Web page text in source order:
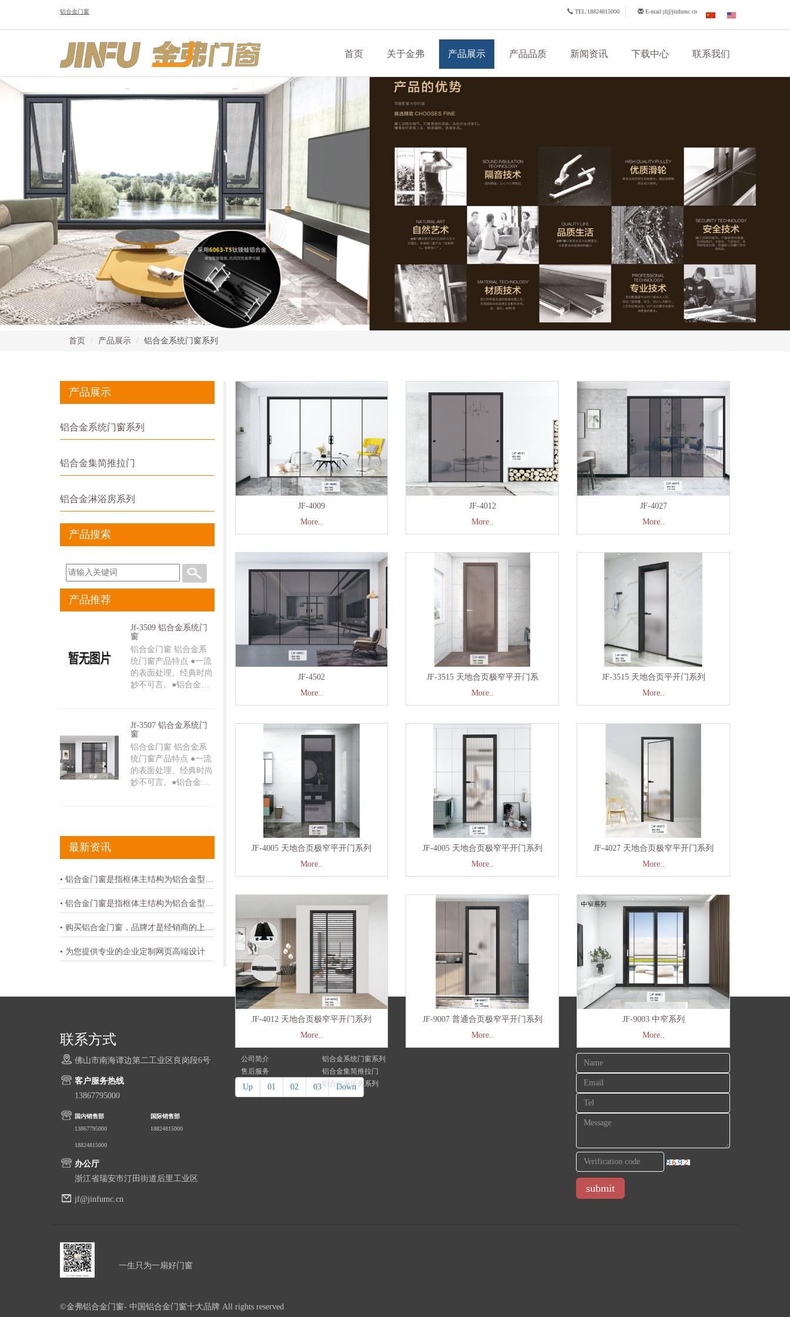
铝合金门窗 TEL:18824815000 E-mail:jf@jinfumc.cn
首页 关于金弗 产品展示 产品品质 新闻资讯 下载中心 联系我们
首页 产品展示 铝合金系统门窗系列
产品展示
铝合金系统门窗系列
铝合金集简推拉门
铝合金淋浴房系列
产品搜索
产品推荐
Jf-3509 铝合金系统门
窗
铝合金门窗 铝合金系
统门窗产品特点 ●一流
的表面处理、经典时尚
妙不可言。●铝合金…
Jf-3507 铝合金系统门
窗
铝合金门窗 铝合金系
统门窗产品特点 ●一流
的表面处理、经典时尚
妙不可言。●铝合金…
最新资讯
• 为您提供专业的企业定制网页高端设计
JF-4009
More..
JF-4012
More..
JF-4027
More..
JF-4502
More..
JF-3515 天地合页极窄平开门系
More..
JF-3515 天地合页平开门系列
More..
JF-4005 天地合页极窄平开门系列
More..
JF-4005 天地合页极窄平开门系列
More..
JF-4027 天地合页极窄平开门系列
More..
JF-4012 天地合页极窄平开门系列
More..
JF-9007 普通合页极窄平开门系列
More..
JF-9003 中窄系列
More..
Up 01 02 03 Down
联系方式
佛山市南海谭边第二工业区良岗段6号
客户服务热线
13867795000
国内销售部
13867795000
18824815000
国际销售部
18824815000
办公厅
浙江省瑞安市汀田街道后里工业区
jf@jinfumc.cn
公司简介
售后服务
铝合金系统门窗系列
铝合金集简推拉门
铝合金淋浴房系列
submit
一生只为一扇好门窗
©金弗铝合金门窗- 中国铝合金门窗十大品牌 All rights reserved